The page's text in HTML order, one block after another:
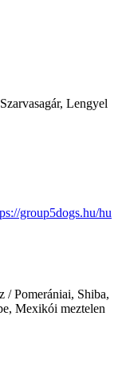
Lengyel
group5dogs.hu/hu
/ Pomerániai, Shiba,
Mexikói meztelen